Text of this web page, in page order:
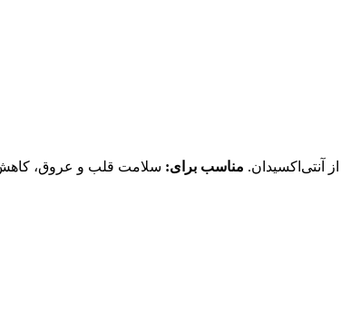
مناسب برای: سلامت قلب و عروق،